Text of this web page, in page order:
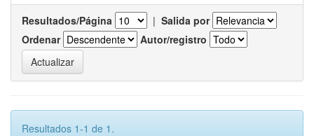
Resultados/Página | Salida por
Ordenar
Autor/registro
Resultados 1-1 de 1.